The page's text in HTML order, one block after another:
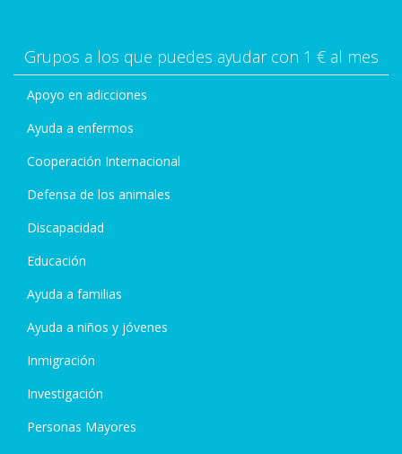
Grupos a los que puedes ayudar con 1 € al mes
Apoyo en adicciones
Ayuda a enfermos
Cooperación Internacional
Defensa de los animales
Discapacidad
Educación
Ayuda a familias
Ayuda a niños y jóvenes
Inmigración
Investigación
Personas Mayores